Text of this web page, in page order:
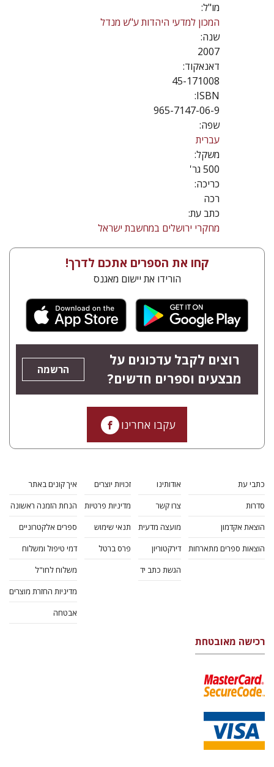
מו"ל:
המכון למדעי היהדות ע"ש מנדל
שנה:
2007
דאנאקוד:
45-171008
ISBN:
965-7147-06-9
שפה:
עברית
משקל:
500 גר'
כריכה:
רכה
כתב עת:
מחקרי ירושלים במחשבת ישראל
קחו את הספרים אתכם לדרך!
הורידו את יישום מאגנס
רוצים לקבל עדכונים על
מבצעים וספרים חדשים?
הרשמה
עקבו אחרינו
כתבי עת
סדרות
הוצאת אקדמון
הוצאות ספרים מתארחות
אודותינו
צרו קשר
מועצה מדעית
דירקטוריון
הגשת כתב יד
זכויות יוצרים
מדיניות פרטיות
תנאי שימוש
פרס ברטל
איך קונים באתר
הנחת הזמנה ראשונה
ספרים אלקטרוניים
דמי טיפול ומשלוח
משלוח לחו"ל
מדיניות החזרת מוצרים
אבטחה
רכישה מאובטחת